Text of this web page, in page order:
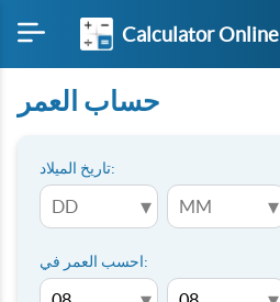
Calculator Online
حساب العمر
تاريخ الميلاد:
▾ ▾
احسب العمر في: